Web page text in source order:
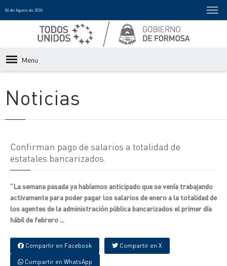
06 de Agosto de 2026
Menu
Noticias
Confirman pago de salarios a totalidad de
estatales bancarizados.
“La semana pasada ya habíamos anticipado que se venía trabajando
activamente para poder pagar los salarios de enero a la totalidad de
los agentes de la administración pública bancarizados el primer día
hábil de febrero ...
Compartir en Facebook Compartir en X
Compartir en WhatsApp